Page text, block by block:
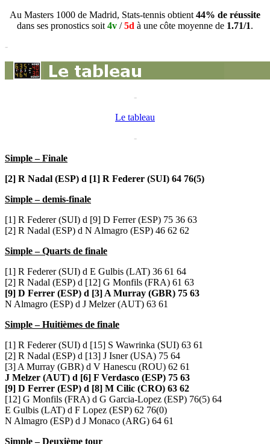
Au Masters 1000 de Madrid, Stats-tennis obtient 44% de réussite
dans ses pronostics soit 4v /5d à une côte moyenne de 1.71/1.
-
-
Le tableau
-
Simple – Finale
[2] R Nadal (ESP) d [1] R Federer (SUI) 64 76(5)
Simple – demis-finale
[1] R Federer (SUI) d [9] D Ferrer (ESP) 75 36 63
[2] R Nadal (ESP) d N Almagro (ESP) 46 62 62
Simple – Quarts de finale
[1] R Federer (SUI) d E Gulbis (LAT) 36 61 64
[2] R Nadal (ESP) d [12] G Monfils (FRA) 61 63
[9] D Ferrer (ESP) d [3] A Murray (GBR) 75 63
N Almagro (ESP) d J Melzer (AUT) 63 61
Simple – Huitièmes de finale
[1] R Federer (SUI) d [15] S Wawrinka (SUI) 63 61
[2] R Nadal (ESP) d [13] J Isner (USA) 75 64
[3] A Murray (GBR) d V Hanescu (ROU) 62 61
J Melzer (AUT) d [6] F Verdasco (ESP) 75 63
[9] D Ferrer (ESP) d [8] M Cilic (CRO) 63 62
[12] G Monfils (FRA) d G Garcia-Lopez (ESP) 76(5) 64
E Gulbis (LAT) d F Lopez (ESP) 62 76(0)
N Almagro (ESP) d J Monaco (ARG) 64 61
Simple – Deuxième tour